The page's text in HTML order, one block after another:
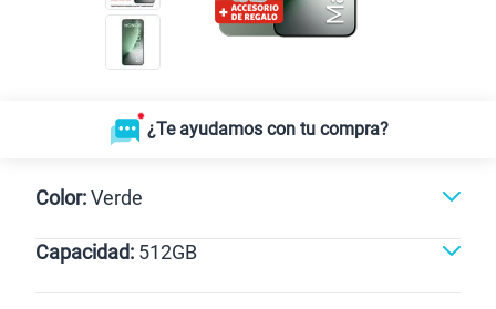
¿Te ayudamos con tu compra?
Color:Verde
Dorado
Capacidad: 512GB